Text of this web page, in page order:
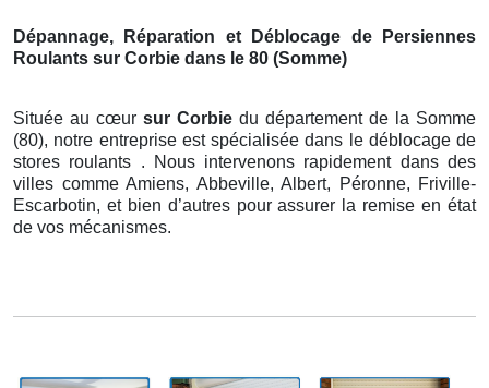
Dépannage, Réparation et Déblocage de Persiennes
Roulants sur Corbie dans le 80 (Somme)
Située au cœur sur Corbie du département de la Somme
(80), notre entreprise est spécialisée dans le déblocage de
stores roulants . Nous intervenons rapidement dans des
villes comme Amiens, Abbeville, Albert, Péronne, Friville-
Escarbotin, et bien d’autres pour assurer la remise en état
de vos mécanismes.